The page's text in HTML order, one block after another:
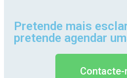
Pretende mais
pretende agendar
Contacte-